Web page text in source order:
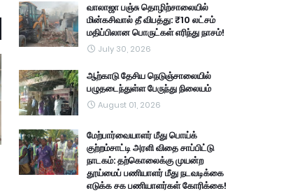
வாலாஜா பஞ்சு தொழிற்சாலையில்
மின்கசிவால் தீ விபத்து: ₹10 லட்சம்
மதிப்பிலான பொருட்கள் எரிந்து நாசம்!
July 30, 2026
ஆற்காடு தேசிய நெடுஞ்சாலையில்
பழுதடைந்துள்ள பேருந்து நிலையம்
August 01, 2026
மேற்பார்வையாளர் மீது பொய்க்
குற்றம்சாட்டி அரளி விதை சாப்பிட்டு
நாடகம்: தற்கொலைக்கு முயன்ற
தூய்மைப் பணியாளர் மீது நடவடிக்கை
எடுக்க சக பணியாளர்கள் கோரிக்கை!